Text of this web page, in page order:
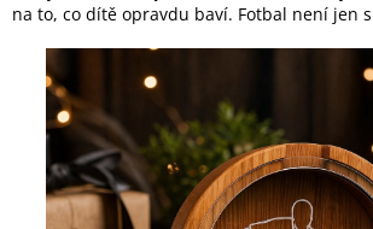
na to, co dítě opravdu baví. Fotbal není jen